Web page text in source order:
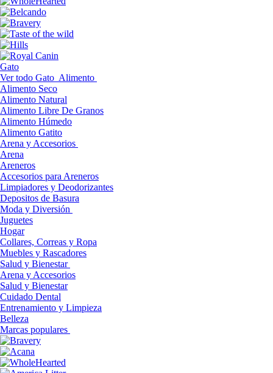
Gato
Ver todo Gato Alimento
Alimento Seco
Alimento Natural
Alimento Libre De Granos
Alimento Húmedo
Alimento Gatito
Arena y Accesorios
Arena
Areneros
Accesorios para Areneros
Limpiadores y Deodorizantes
Depositos de Basura
Moda y Diversión
Juguetes
Hogar
Collares, Correas y Ropa
Muebles y Rascadores
Salud y Bienestar
Arena y Accesorios
Salud y Bienestar
Cuidado Dental
Entrenamiento y Limpieza
Belleza
Marcas populares